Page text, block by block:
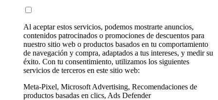
Al aceptar estos servicios, podemos mostrarte anuncios,
contenidos patrocinados o promociones de descuentos para
nuestro sitio web o productos basados en tu comportamiento
de navegación y compra, adaptados a tus intereses, y medir su
éxito. Con tu consentimiento, utilizamos los siguientes
servicios de terceros en este sitio web:
Meta-Pixel, Microsoft Advertising, Recomendaciones de
productos basadas en clics, Ads Defender